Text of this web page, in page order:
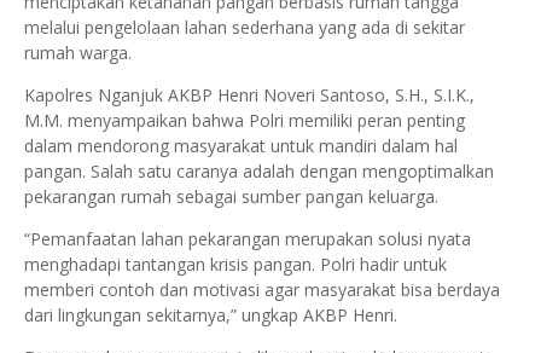
melalui pengelolaan lahan sederhana yang ada di sekitar
rumah warga.
Kapolres Nganjuk AKBP Henri Noveri Santoso, S.H., S.I.K.,
M.M. menyampaikan bahwa Polri memiliki peran penting
dalam mendorong masyarakat untuk mandiri dalam hal
pangan. Salah satu caranya adalah dengan mengoptimalkan
pekarangan rumah sebagai sumber pangan keluarga.
“Pemanfaatan lahan pekarangan merupakan solusi nyata
menghadapi tantangan krisis pangan. Polri hadir untuk
memberi contoh dan motivasi agar masyarakat bisa berdaya
dari lingkungan sekitarnya,” ungkap AKBP Henri.